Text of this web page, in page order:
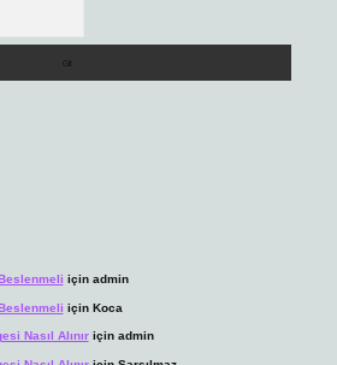
için admin
için Koca
Nasıl Alınıriçin admin